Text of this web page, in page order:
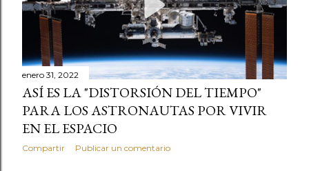
enero 31, 2022
ASÍ ES LA "DISTORSIÓN DEL TIEMPO"
PARA LOS ASTRONAUTAS POR VIVIR
EN EL ESPACIO
Compartir Publicar un comentario